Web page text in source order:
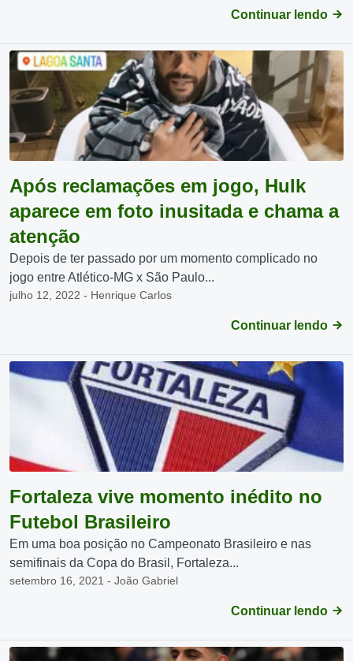
Continuar lendo
Após reclamações em jogo, Hulk
aparece em foto inusitada e chama a
atenção
Depois de ter passado por um momento complicado no
jogo entre Atlético-MG x São Paulo...
julho 12, 2022 - Henrique Carlos
Continuar lendo
Fortaleza vive momento inédito no
Futebol Brasileiro
Em uma boa posição no Campeonato Brasileiro e nas
semifinais da Copa do Brasil, Fortaleza...
setembro 16, 2021 - João Gabriel
Continuar lendo